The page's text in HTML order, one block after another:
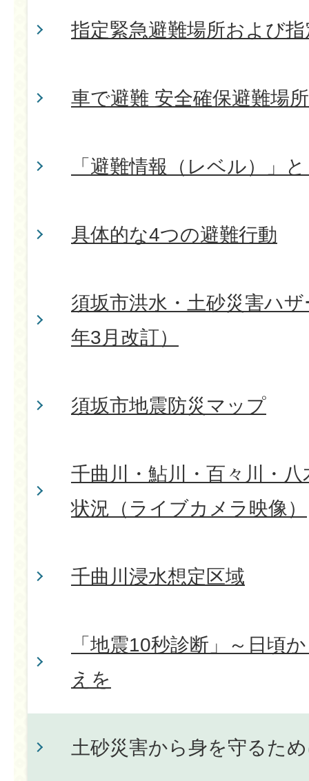
指定緊急避難場所および
車で避難 安全確保避難場
「避難情報（レベル）」
具体的な4つの避難行動
須坂市洪水・土砂災害ハ
年3月改訂）
須坂市地震防災マップ
千曲川・鮎川・百々川・
状況（ライブカメラ映像）
千曲川浸水想定区域
「地震10秒診断」～日頃
えを
土砂災害から身を守るた